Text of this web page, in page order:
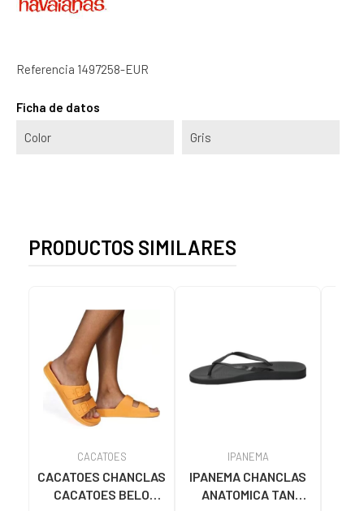
Referencia 1497258-EUR
Ficha de datos
Color Gris
PRODUCTOS SIMILARES
CACATOES
CACATOES CHANCLAS
CACATOES BELO
IPANEMA
IPANEMA CHANCLAS
ANATOMICA TAN